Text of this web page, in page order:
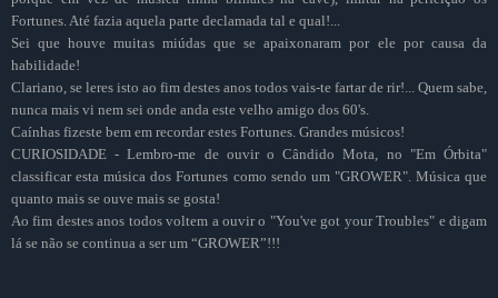
Fortunes. Até fazia aquela parte declamada tal e qual!...
Sei que houve muitas miúdas que se apaixonaram por ele por causa da
habilidade!
Clariano, se leres isto ao fim destes anos todos vais-te fartar de rir!... Quem sabe,
nunca mais vi nem sei onde anda este velho amigo dos 60's.
Caínhas fizeste bem em recordar estes Fortunes. Grandes músicos!
CURIOSIDADE - Lembro-me de ouvir o Cândido Mota, no "Em Órbita"
classificar esta música dos Fortunes como sendo um "GROWER". Música que
quanto mais se ouve mais se gosta!
Ao fim destes anos todos voltem a ouvir o "You've got your Troubles" e digam
lá se não se continua a ser um “GROWER”!!!